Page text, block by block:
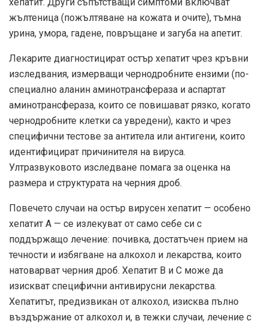
жълтеница (пожълтяване на кожата и очите), тъмна
урина, умора, гадене, повръщане и загуба на апетит.
Лекарите диагностицират остър хепатит чрез кръвни
изследвания, измерващи чернодробните ензими (по-
специално аланин аминотрансфераза и аспартат
аминотрансфераза, които се повишават рязко, когато
чернодробните клетки са увредени), както и чрез
специфични тестове за антитела или антигени, които
идентифицират причинителя на вируса.
Ултразвуковото изследване помага за оценка на
размера и структурата на черния дроб.
Повечето случаи на остър вирусен хепатит — особено
хепатит А — се излекуват от само себе си с
поддържащо лечение: почивка, достатъчен прием на
течности и избягване на алкохол и лекарства, които
натоварват черния дроб. Хепатит В и С може да
изискват специфични антивирусни лекарства.
Хепатитът, предизвикан от алкохол, изисква пълно
въздържание от алкохол и, в тежки случаи, лечение с